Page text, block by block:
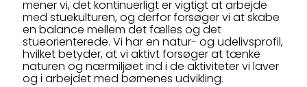
mener vi, det kontinuerligt er vigtigt at arbejde
med stuekulturen, og derfor forsøger vi at skabe
en balance mellem det fælles og det
stueorienterede. Vi har en natur- og udelivsprofil,
hvilket betyder, at vi aktivt forsøger at tænke
naturen og nærmiljøet ind i de aktiviteter vi laver
og i arbejdet med børnenes udvikling.